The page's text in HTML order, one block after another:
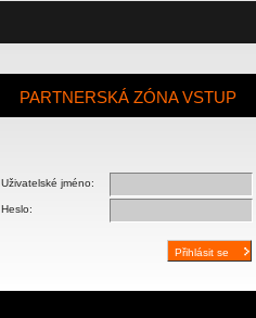
PARTNERSKÁ ZÓNA VSTUP
Uživatelské jméno:
Heslo: